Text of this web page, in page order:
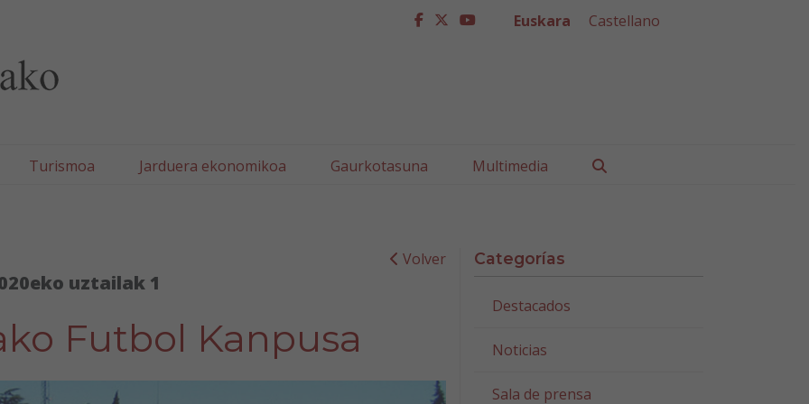
facebook
twitter
youtube
Euskara Castellano
Turismoa Jarduera ekonomikoa Gaurkotasuna Multimedia
Volver
uztailak 1
Futbol Kanpusa
Categorías
Destacados
Noticias
Sala de prensa